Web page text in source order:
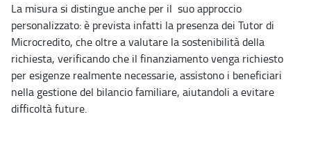
La misura si distingue anche per il suo approccio
personalizzato: è prevista infatti la presenza dei Tutor di
Microcredito, che oltre a valutare la sostenibilità della
richiesta, verificando che il finanziamento venga richiesto
per esigenze realmente necessarie, assistono i beneficiari
nella gestione del bilancio familiare, aiutandoli a evitare
difficoltà future.